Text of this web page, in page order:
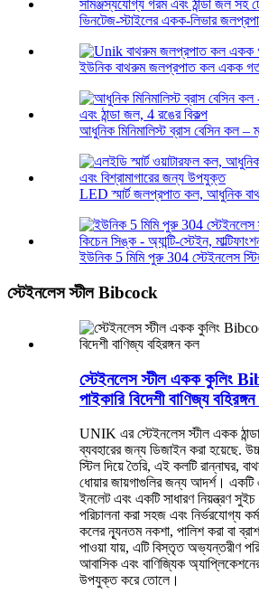
ভিনটেজ-স্টাইলের একক-লিভার
ইউনিক বাথরুম জলপ্রপাত কল একক
আধুনিক মিনিমালিস্ট ব্রাস বেসিন কল –
LED স্মার্ট জলপ্রপাত কল, আধুনিক
ইউনিক 5 মিমি পুরু 304 স্টেইনলেস
স্টেইনলেস স্টীল Bibcock
স্টেইনলেস স্টীল একক কুলিং
পাইকারি বিদেশী বাণিজ্য
UNIK এর স্টেইনলেস স্টীল একক ঠান্ডা
ব্যবহারের জন্য ডিজাইন করা হয়েছে.
স্টিল দিয়ে তৈরি, এই কলটি রান্নাঘর,
ধোয়ার জায়গাগুলির জন্য আদর্শ। একটি
ইনলেট এবং একটি সাধারণ নিয়ন্ত্রণ
পরিচালনা করা সহজ এবং নির্ভরযোগ্য
কলের ন্যূনতম নকশা, পালিশ করা বা
পাওয়া যায়, এটি বিস্তৃত অভ্যন্তরীণ
আবাসিক এবং বাণিজ্যিক
উপযুক্ত করে তোলে।